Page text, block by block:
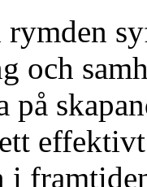
och
på
i